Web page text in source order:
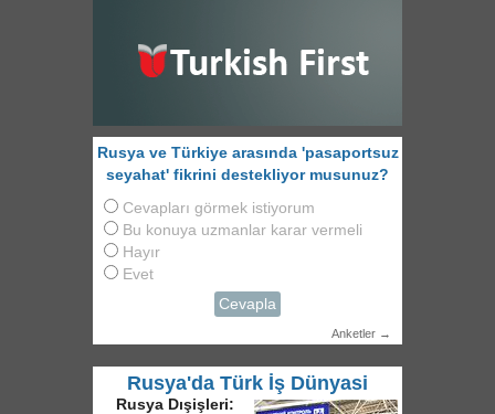
Rusya ve Türkiye arasında 'pasaportsuz
seyahat' fikrini destekliyor musunuz?
Cevapları görmek istiyorum
Bu konuya uzmanlar karar vermeli
Hayır
Evet
Cevapla
Anketler →
Rusya'da Türk İş Dünyasi
Rusya Dışişleri: